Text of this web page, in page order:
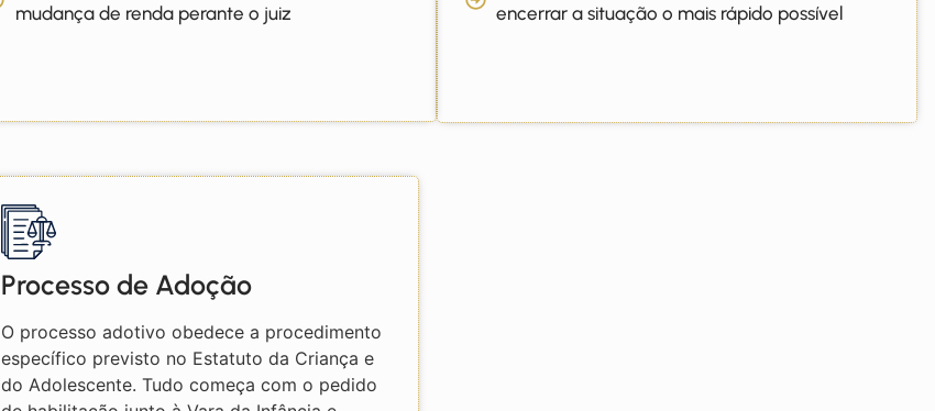
mudança de renda perante o juiz
encerrar a situação o mais rápido possível
Processo de Adoção
O processo adotivo obedece a procedimento
específico previsto no Estatuto da Criança e
do Adolescente. Tudo começa com o pedido